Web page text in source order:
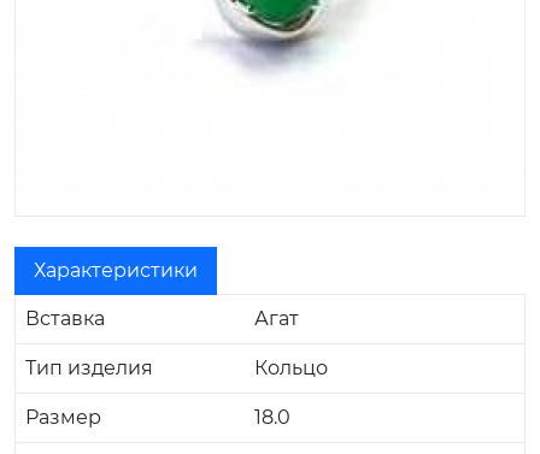
Характеристики
Вставка Агат
Тип изделия Кольцо
Размер 18.0